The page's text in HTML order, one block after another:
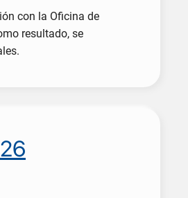
con la Oficina de
resultado, se